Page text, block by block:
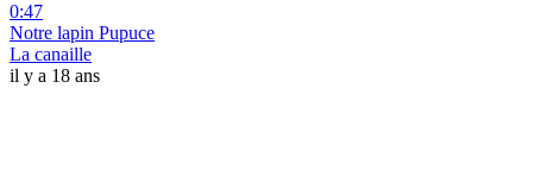
0:47
Notre lapin Pupuce
La canaille
il y a 18 ans